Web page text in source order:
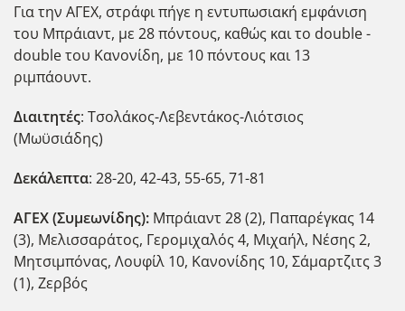
Για την ΑΓΕΧ, στράφι πήγε η εντυπωσιακή εμφάνιση
του Μπράιαντ, με 28 πόντους, καθώς και το double -
double του Κανονίδη, με 10 πόντους και 13
ριμπάουντ.
Διαιτητές: Τσολάκος-Λεβεντάκος-Λιότσιος
(Μωϋσιάδης)
Δεκάλεπτα: 28-20, 42-43, 55-65, 71-81
ΑΓΕΧ (Συμεωνίδης): Μπράιαντ 28 (2), Παπαρέγκας 14
(3), Μελισσαράτος, Γερομιχαλός 4, Μιχαήλ, Νέσης 2,
Μητσιμπόνας, Λουφίλ 10, Κανονίδης 10, Σάμαρτζιτς 3
(1), Ζερβός